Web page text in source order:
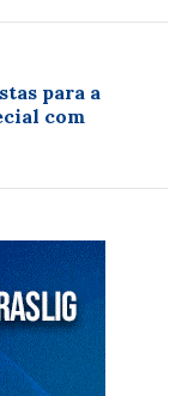
para a
com